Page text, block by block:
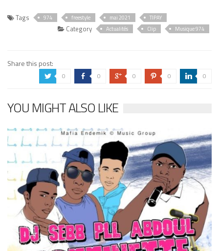
Tags 974 freestyle mai 2021 TIPAY
Category Actualités Clip Musique 974
Share this post:
a 0 b 0 c 0 d 0 j 0
YOU MIGHT ALSO LIKE